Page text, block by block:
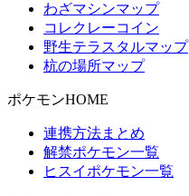
わざマシンマップ
コレクレーコイン
野生テラスタルマップ
杭の場所マップ
ポケモンHOME
連携方法まとめ
解禁ポケモン一覧
ヒスイポケモン一覧